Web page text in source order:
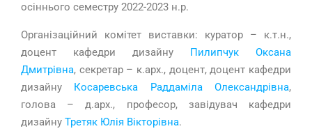
осіннього семестру 2022-2023 н.р.
Організаційний комітет виставки: куратор – к.т.н.,
доцент кафедри дизайну
Пилипчук Оксана
Дмитрівна, секретар – к.арх., доцент, доцент кафедри
дизайну Косаревська Раддаміла Олександрівна,
голова – д.арх., професор, завідувач кафедри
дизайну Третяк Юлія Вікторівна.